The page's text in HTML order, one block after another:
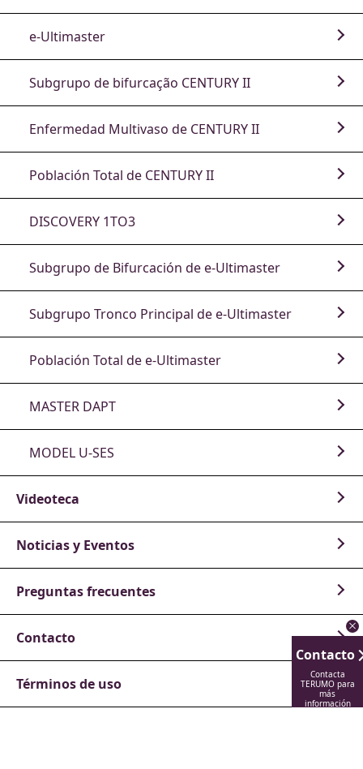
e-Ultimaster
Subgrupo de bifurcação CENTURY II
Enfermedad Multivaso de CENTURY II
Población Total de CENTURY II
DISCOVERY 1TO3
Subgrupo de Bifurcación de e-Ultimaster
Subgrupo Tronco Principal de e-Ultimaster
Población Total de e-Ultimaster
MASTER DAPT
MODEL U-SES
Videoteca
Noticias y Eventos
Preguntas frecuentes
Contacto
Términos de uso
Contacto
Contacta
TERUMO para
más
información